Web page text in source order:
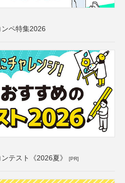
ペ特集2026
テスト《2026夏》 [PR]